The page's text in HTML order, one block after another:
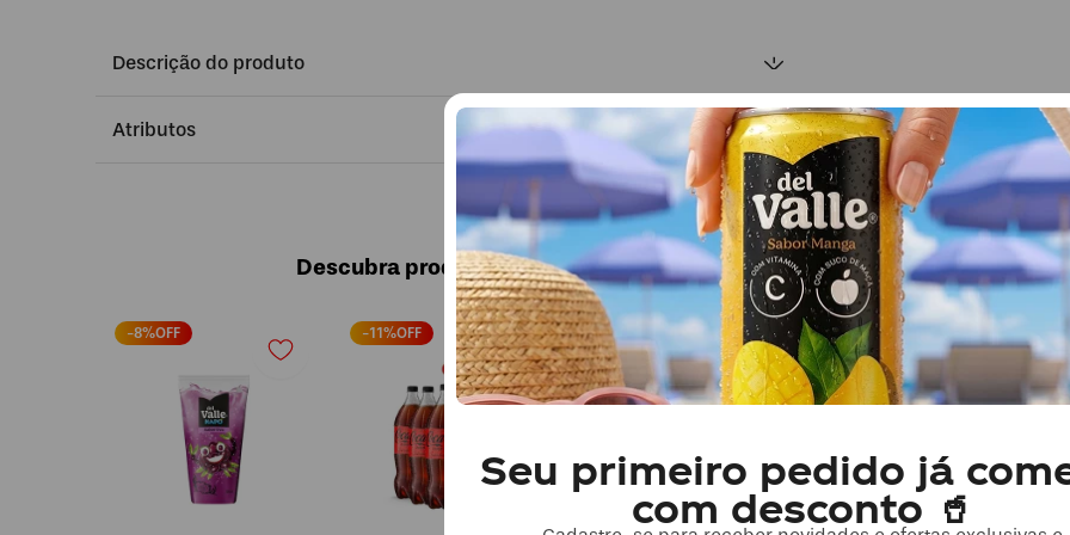
Seu primeiro pedido já
com desconto 🥤
Descrição do produto
Atributos
Descubra produtos similares
-8%OFF -11%OFF